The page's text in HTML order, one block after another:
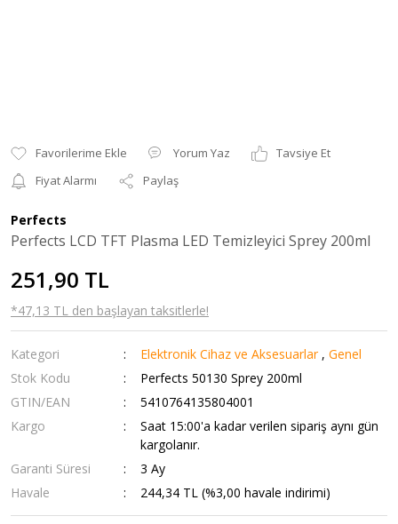
Yorum Yaz
Tavsiye Et
Fiyat Alarmı
Paylaş
Perfects
Perfects LCD TFT Plasma LED Temizleyici Sprey 200ml
251,90 TL
*47,13 TL den başlayan taksitlerle!
Kategori Elektronik Cihaz ve Aksesuarlar ,Genel
Stok Kodu
Perfects 50130 Sprey 200ml
GTIN/EAN
5410764135804001
Kargo
Saat 15:00'a kadar verilen sipariş aynı gün
kargolanır.
Garanti Süresi
3 Ay
Havale
244,34 TL (%3,00 havale indirimi)